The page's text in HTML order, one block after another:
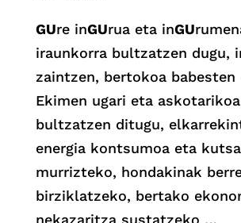
GUre inGUrua eta inGU
iraunkorra bultzatzen dugu,
zaintzen, bertokoa babesten
Ekimen ugari eta
bultzatzen ditugu,
energia kontsumoa eta
murrizteko, hondakinak
birziklatzeko, bertako
nekazaritza sustatzeko …